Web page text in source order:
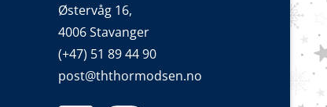
Østervåg 16,
4006 Stavanger
(+47) 51 89 44 90
post@ththormodsen.no